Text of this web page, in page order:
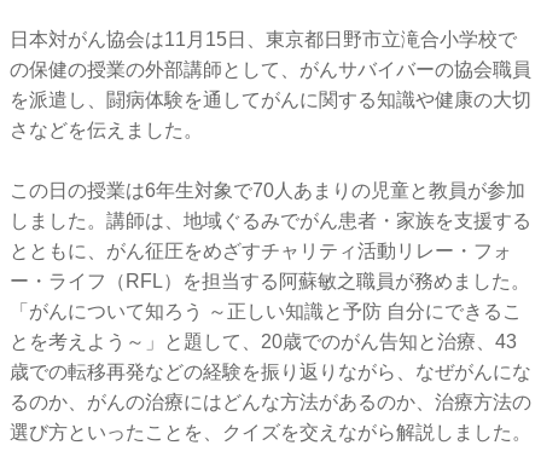
日本対がん協会は11月15日、東京都日野市立滝合小学校で
の保健の授業の外部講師として、がんサバイバーの協会職員
を派遣し、闘病体験を通してがんに関する知識や健康の大切
さなどを伝えました。
この日の授業は6年生対象で70人あまりの児童と教員が参加
しました。講師は、地域ぐるみでがん患者・家族を支援する
とともに、がん征圧をめざすチャリティ活動リレー・フォ
ー・ライフ（RFL）を担当する阿蘇敏之職員が務めました。
「がんについて知ろう ～正しい知識と予防 自分にできるこ
とを考えよう～」と題して、20歳でのがん告知と治療、43
歳での転移再発などの経験を振り返りながら、なぜがんにな
るのか、がんの治療にはどんな方法があるのか、治療方法の
選び方といったことを、クイズを交えながら解説しました。